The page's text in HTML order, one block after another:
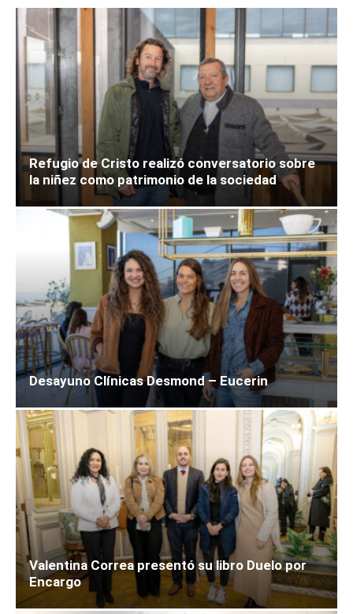
Refugio de Cristo realizó conversatorio sobre
la niñez como patrimonio de la sociedad
Desayuno Clínicas Desmond – Eucerin
Valentina Correa presentó su libro Duelo por
Encargo